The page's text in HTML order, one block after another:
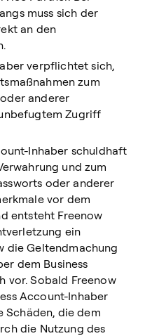
muss sich der
an den
verpflichtet sich,
zum
anderer
Zugriff
Inhaber schuldhaft
und zum
oder anderer
vor dem
entsteht Freenow
ein
die Geltendmachung
dem Business
vor. Sobald Freenow
Account-Inhaber
Schäden, die dem
die Nutzung des